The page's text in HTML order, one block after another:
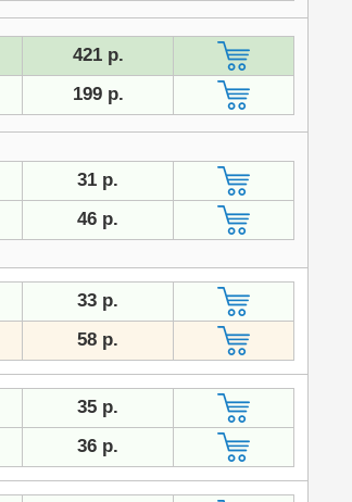
421 р.
199 р.
31 р.
46 р.
33 р.
58 р.
35 р.
36 р.